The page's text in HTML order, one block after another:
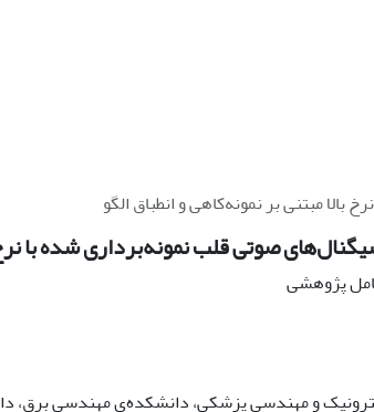
مبتنی بر نمونه‌کاهی و انطباق الگو
صوتی قلب نمونه‌برداری شده با نرخ
پژوهشی
و مهندسی پزشکی، دانشکده‌ی مهندسی برق،